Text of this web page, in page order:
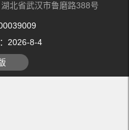
北省武汉市鲁磨路388号
2026-8-4